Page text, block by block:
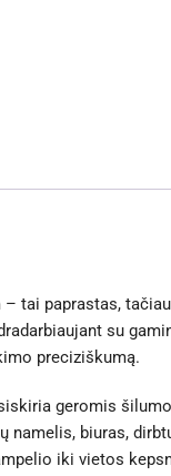
tai paprastas,
su
preciziškumą.
geromis
namelis, biuras,
iki vietos